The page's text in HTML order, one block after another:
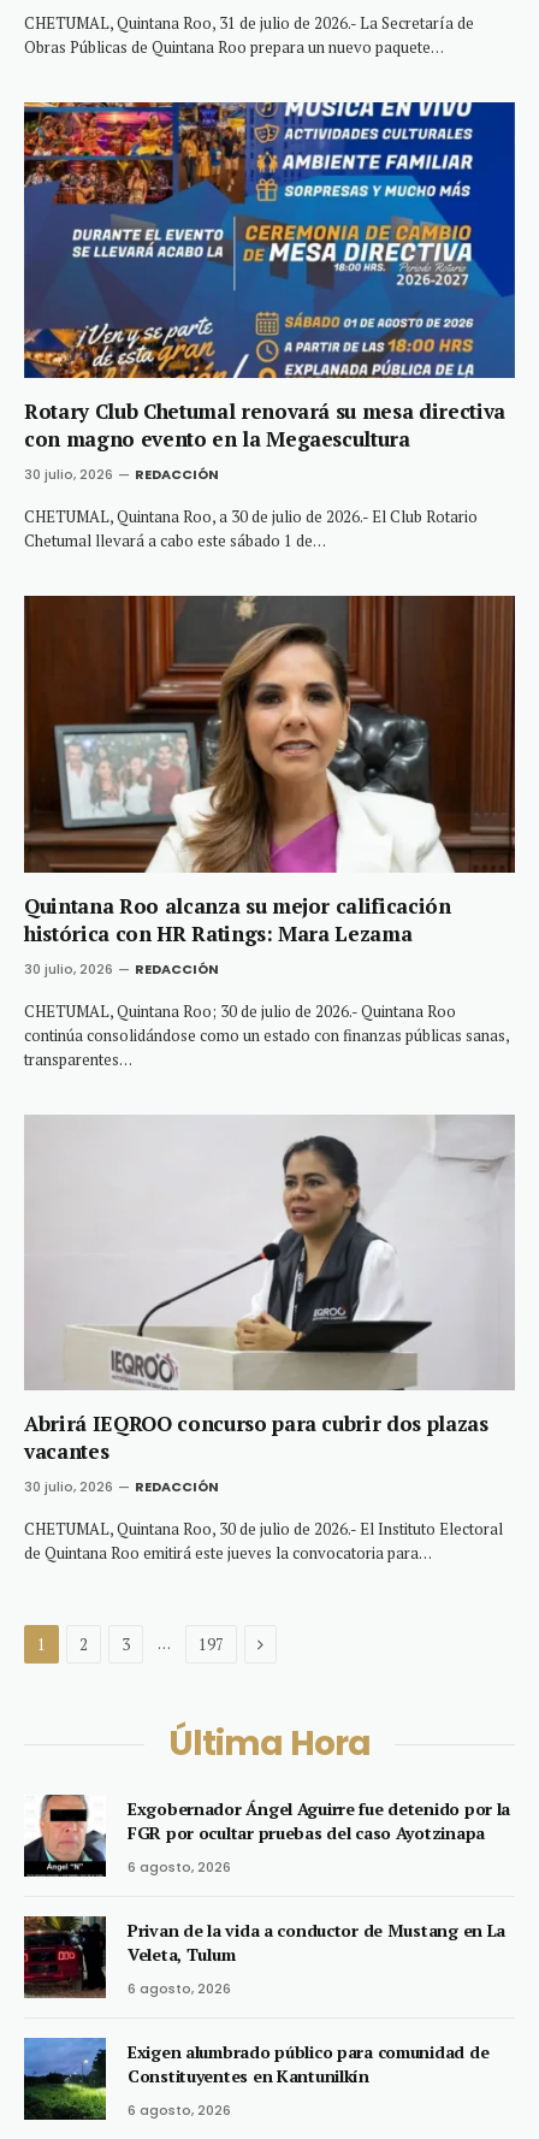
CHETUMAL, Quintana Roo, 31 de julio de 2026.- La Secretaría de
Obras Públicas de Quintana Roo prepara un nuevo paquete…
Rotary Club Chetumal renovará su mesa directiva
con magno evento en la Megaescultura
30 julio, 2026 REDACCIÓN
CHETUMAL, Quintana Roo, a 30 de julio de 2026.- El Club Rotario
Chetumal llevará a cabo este sábado 1 de…
Quintana Roo alcanza su mejor calificación
histórica con HR Ratings: Mara Lezama
30 julio, 2026 REDACCIÓN
CHETUMAL, Quintana Roo; 30 de julio de 2026.- Quintana Roo
continúa consolidándose como un estado con finanzas públicas sanas,
transparentes…
Abrirá IEQROO concurso para cubrir dos plazas
vacantes
30 julio, 2026 REDACCIÓN
CHETUMAL, Quintana Roo, 30 de julio de 2026.- El Instituto Electoral
de Quintana Roo emitirá este jueves la convocatoria para…
1 2 3 … 197 Next
Última Hora
Exgobernador Ángel Aguirre fue detenido por la
FGR por ocultar pruebas del caso Ayotzinapa
6 agosto, 2026
Privan de la vida a conductor de Mustang en La
Veleta, Tulum
6 agosto, 2026
Exigen alumbrado público para comunidad de
Constituyentes en Kantunilkín
6 agosto, 2026